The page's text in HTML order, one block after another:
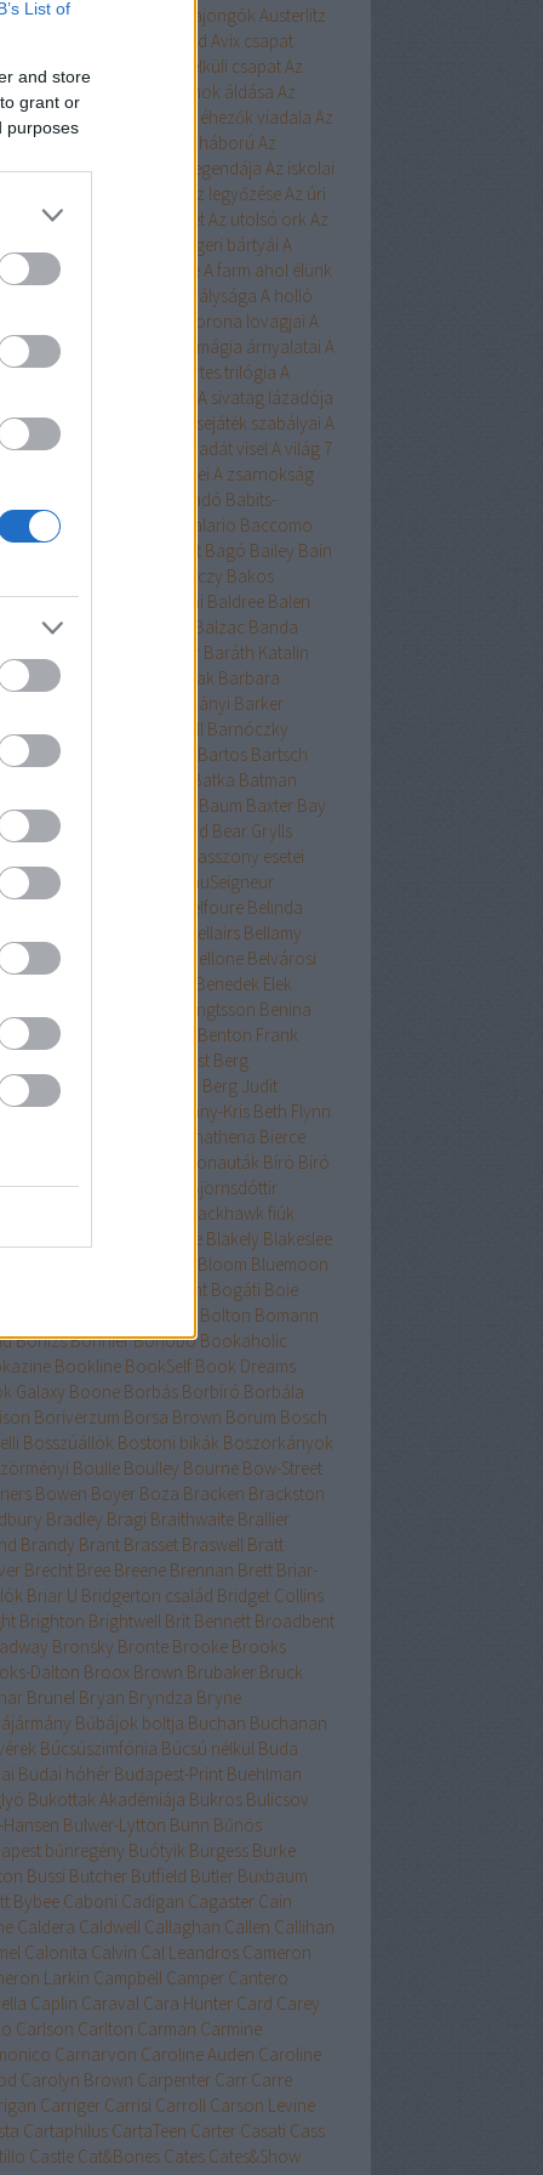
List of
and store
grant or
purposes
Aurora Austen-rajongók Austerlitz
Aveyard Avix csapat
Ázsia-saga Az arc nélküli csapatAz
bába
Az égi hivatalnok áldása Az
ló
Az éhezők viadala Az
hercege
Az első hangy háború Az
flottaAz északi erdő legendája Az iskolai
Az Olimposz legyőzéseAz úri
Az utolsó huszonhétAz utolsó ork Az
A Birodalom tengeri bártyái A
kultiváció nagymestereA farm ahol élünk
A híd királysága A holló
A korona lovagjai A
népe
A mágia árnyalatai A
rabjai
A nyertes trilógia A
A sivatag lázadója
egyenlete
A szerencsejáték szabályai A
boszorkánya
A tacskó Pradát viselA világ 7
A Yellowstone alfahímjei A zsarnokság
Babilon Kiadó Babits-
Baccalario Baccomo
Baehr Baggot Bagó Bailey Bain
Bakóczy Bakos
krimik
Baldini Baldree Balen
ErikaBallard Balzac Banda
Bán Mór Baráth Katalin
Viktória
Barátnak tartalak Barbara
Bárkányi Barker
Barnard Barnhill Barnóczky
Barreau Bartos Bartsch
Batka Batman
Bauer Baum Baxter Bay
Bazterrica Beard Bear Grylls
Beatrice Hyde-Clare kisasszony esetei
Williams
BeauSeigneur
Stowe
Belfoure Belinda
Bellairs Bellamy
Belle Bellinger-nővérek Bellone Belvárosi
Benedek Elek
Bengtsson Benina
Benkő
Benton Frank
Berest Berg
Berg Judit
Berry Bethany-Kris Beth Flynn
Bhathena Bierce
Bionauták Bíró Bíró
Bishop
Björnsdóttir
Blackhawk fiúk
Blake Blakely Blakeslee
Bloom Bluemoon
Body Count Bogáti Boie
Bolton Bomann
BónizsBonnierBonobó Bookaholic
Bookline BookSelf Book Dreams
Galaxy Boone Borbás Borbíró Borbála
Boriverzum Borsa Brown Borum Bosch
Bosszúállók Bostoni bikák Boszorkányok
Boulle Boulley Bourne Bow-Street
Bowen Boyer Boza Bracken Brackston
Bradley Bragi Braithwaite Brallier
Brandy Brant Brasset Braswell Bratt
Brecht Bree Breene Brennan Brett Briar-
Briar U Bridgerton család Bridget Collins
Brighton Brightwell Brit Bennett Broadbent
Bronsky Bronte Brooke Brooks
Dalton Broox Brown Brubaker Bruck
Brunel Bryan Bryndza Bryne
Bűbájok boltja Buchan Buchanan
Búcsúszimfónia Búcsú nélkül Buda
Budai hóhér Budapest-Print Buehlman
Bukottak Akadémiája Bukros Bulicsov
Bulwer-Lytton Bunn Bűnös
bűnregény Buótyik Burgess Burke
Bussi Butcher Butfield Butler Buxbaum
Bybee Caboni Cadigan Cagaster Cain
Caldera Caldwell Callaghan Callen Callihan
Calonita Calvin Cal Leandros Cameron
Larkin Campbell Camper Cantero
Caplin Caraval Cara Hunter Card Carey
Carlson Carlton Carman Carmine
Carnarvon Caroline Auden Caroline
Carolyn Brown Carpenter Carr Carre
Carriger Carrisi Carroll Carson Levine
Cartaphilus CartaTeen Carter Casati Cass
Castle Cat&Bones Cates Cates&Show